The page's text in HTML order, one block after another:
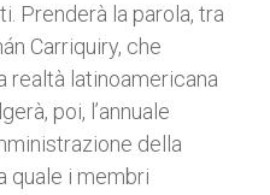
Prenderà la parola, tra
Carriquiry, che
realtà latinoamericana
poi, l’annuale
della
quale i membri